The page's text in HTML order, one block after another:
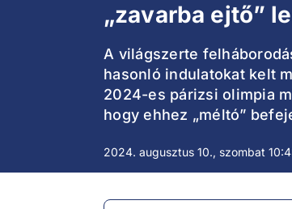
„zavarba ejtő”
A világszerte
hasonló indulatokat kelt
2024-es párizsi olimpia
hogy ehhez „méltó”
2024. augusztus 10., szombat